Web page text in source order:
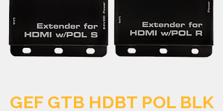
GEF GTB HDBT POL BLK